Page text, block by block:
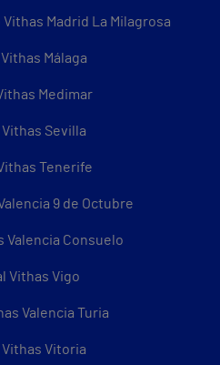
Madrid La Milagrosa
Málaga
Medimar
Sevilla
Tenerife
9 de Octubre
Valencia Consuelo
Vithas Vigo
Valencia Turia
Vitoria